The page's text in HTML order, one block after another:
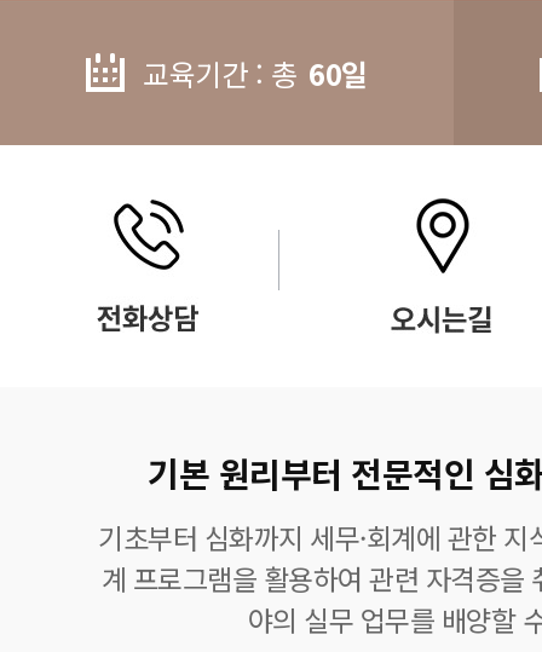
교육기간 : 총 60일
기본 원리부터 전문적인 심
기초부터 심화까지 세무·회계에 관한
계 프로그램을 활용하여 관련 자격증을
야의 실무 업무를 배양할